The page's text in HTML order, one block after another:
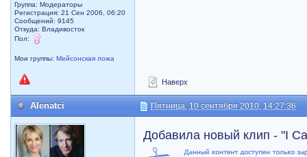
Группа: Модераторы
Регистрация: 21 Сен 2006, 06:20
Сообщений: 9145
Откуда: Владивосток
Пол:
Мои группы:Мейсонская ложа
Наверх
Alenatci Пятница, 10 сентября 2010, 14:27:36
Добавила новый клип - "I